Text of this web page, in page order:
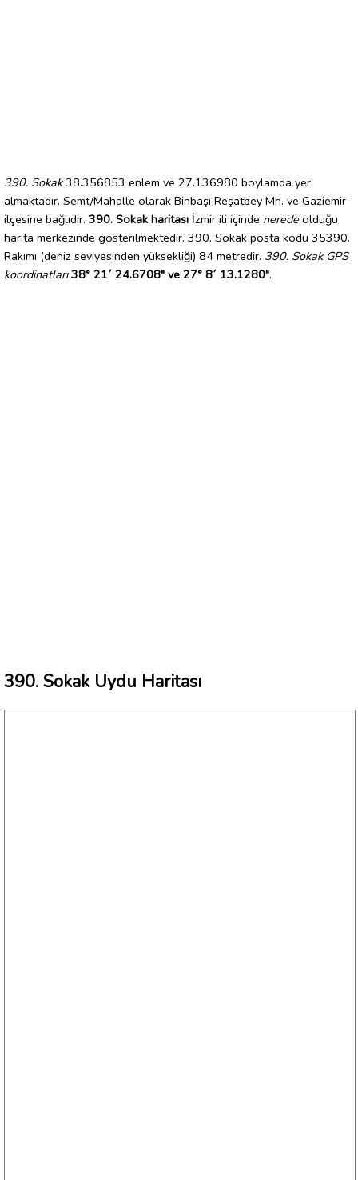
390. Sokak38.356853 enlem ve 27.136980 boylamda yer
almaktadır. Semt/Mahalle olarak Binbaşı Reşatbey Mh. ve Gaziemir
ilçesine bağlıdır. 390. Sokak haritası İzmir ili içinde nerede olduğu
harita merkezinde gösterilmektedir. 390. Sokak posta kodu 35390.
Rakımı (deniz seviyesinden yüksekliği) 84 metredir. 390. Sokak GPS
koordinatları 38° 21´ 24.6708" ve 27° 8´ 13.1280".
390. Sokak Uydu Haritası